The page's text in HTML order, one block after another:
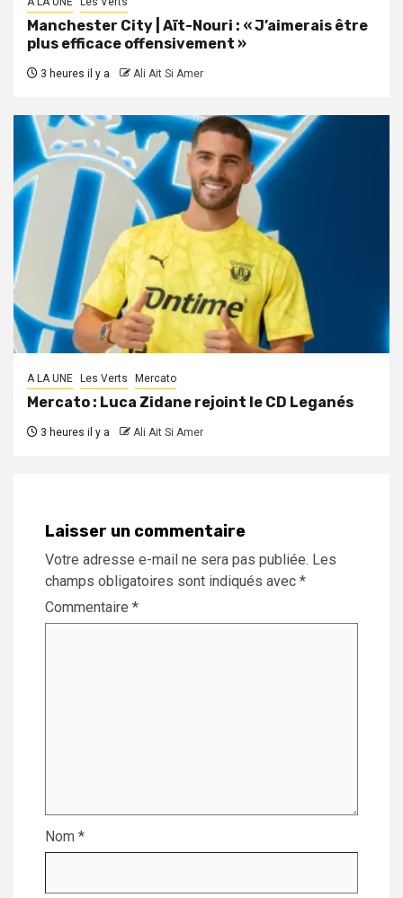
Manchester City | Aït-Nouri : « J’aimerais être
plus efficace offensivement »
3 heures il y a Ali Ait Si Amer
A LA UNE Les Verts Mercato
Mercato : Luca Zidane rejoint le CD Leganés
3 heures il y a Ali Ait Si Amer
Laisser un commentaire
Votre adresse e-mail ne sera pas publiée. Les
champs obligatoires sont indiqués avec *
Commentaire *
Nom *